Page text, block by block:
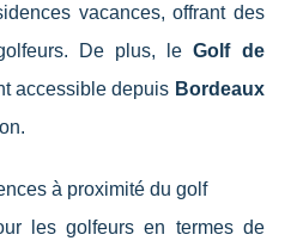
vacances, offrant des
De plus, leGolf de
accessible depuis Bordeaux
à proximité du golf
les golfeurs en termes de